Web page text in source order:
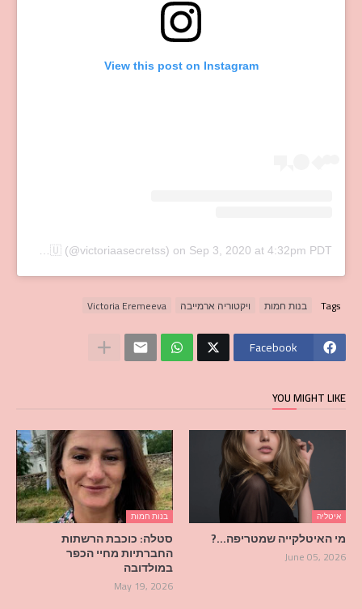
View this post on Instagram
on Sep 3, 2020 at 4:32pm PDT
Tags בנות חמות ויקטוריה ארמייבה Victoria Eremeeva
Facebook
YOU MIGHT LIKE
איטליה
מי האיטלקייה שמטריפה…?
June 05, 2026
בנות חמות
סטלה: כוכבת הרשתות
החברתיות מחיי הכפר
במולדובה
May 19, 2026